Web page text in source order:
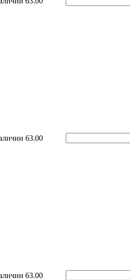
63.00
63.00